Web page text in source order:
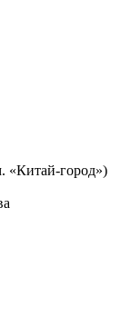
«Китай-город»)